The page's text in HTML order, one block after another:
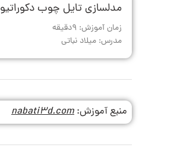
مدلسازی تایل چوب دکوراتیو
زمان آموزش: 9دقیقه
مدرس: میلاد نباتی
منبع آموزش:nabati3d.com